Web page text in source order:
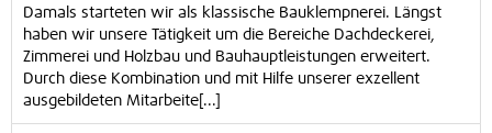
Damals starteten wir als klassische Bauklempnerei. Längst
haben wir unsere Tätigkeit um die Bereiche Dachdeckerei,
Zimmerei und Holzbau und Bauhauptleistungen erweitert.
Durch diese Kombination und mit Hilfe unserer exzellent
ausgebildeten Mitarbeite[...]